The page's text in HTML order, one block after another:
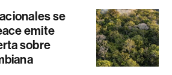
se
emite
sobre